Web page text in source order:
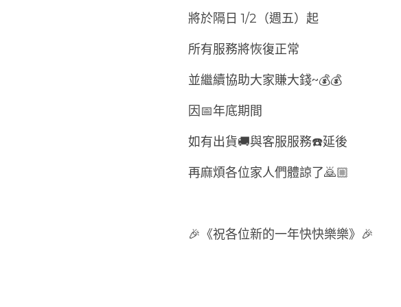
將於隔日 1/2（週五）起
所有服務將恢復正常
並繼續協助大家賺大錢~💰💰
因📅年底期間
如有出貨🚚與客服服務☎️延後
再麻煩各位家人們體諒了🙇🏼
🎉《祝各位新的一年快快樂樂》🎉